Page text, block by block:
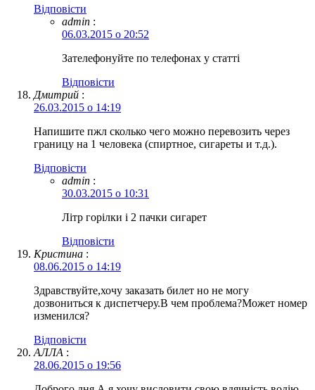
Відповіcти
admin :
06.03.2015 о 20:52
Зателефонуйте по телефонах у статті
Відповіcти
Дмитрий :
26.03.2015 о 14:19
Напишите пжл сколько чего можно перевозить через
границу на 1 человека (спиртное, сигареты и т.д.).
Відповіcти
admin :
30.03.2015 о 10:31
Літр горілки і 2 пачки сигарет
Відповіcти
Кристина :
08.06.2015 о 14:19
Здравствуйте,хочу заказать билет но не могу
дозвониться к диспетчеру.В чем проблема?Может номер
изменился?
Відповіcти
АЛЛА :
28.06.2015 о 19:56